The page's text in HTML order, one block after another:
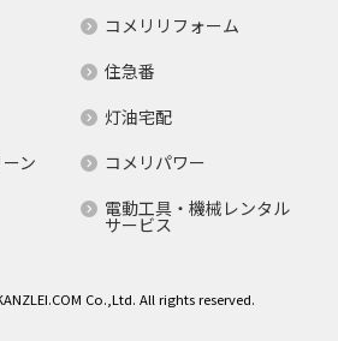
コメリリフォーム
住急番
灯油宅配
ン
コメリパワー
電動工具・機械レンタル
サービス
Co.,Ltd. All rights reserved.